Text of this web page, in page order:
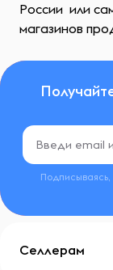
России или
магазинов
Селлерам